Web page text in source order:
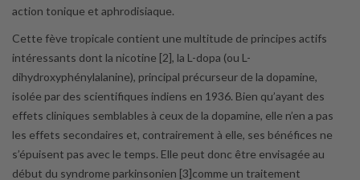
action tonique et aphrodisiaque.
Cette fève tropicale contient une multitude de principes actifs
intéressants dont la nicotine [2], la L-dopa (ou L-
dihydroxyphénylalanine), principal précurseur de la dopamine,
isolée par des scientifiques indiens en 1936. Bien qu’ayant des
effets cliniques semblables à ceux de la dopamine, elle n’en a pas
les effets secondaires et, contrairement à elle, ses bénéfices ne
s’épuisent pas avec le temps. Elle peut donc être envisagée au
début du syndrome parkinsonien [3]comme un traitement